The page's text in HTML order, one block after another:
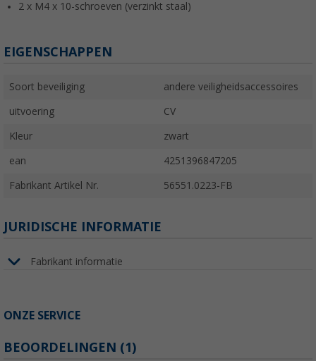
2 x M4 x 10-schroeven (verzinkt staal)
EIGENSCHAPPEN
Soort beveiliging andere veiligheidsaccessoires
uitvoering CV
Kleur zwart
ean 4251396847205
Fabrikant Artikel Nr. 56551.0223-FB
JURIDISCHE INFORMATIE
Fabrikant informatie
ONZE SERVICE
BEOORDELINGEN (1)